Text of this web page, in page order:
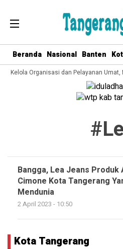
Beranda Nasional Banten
Kelola Organisasi dan Pelayanan Umat,
Bangga, Lea Jeans Produk
Cimone Kota Tangerang
Mendunia
2 April 2023 - 10:50
Kota Tangerang